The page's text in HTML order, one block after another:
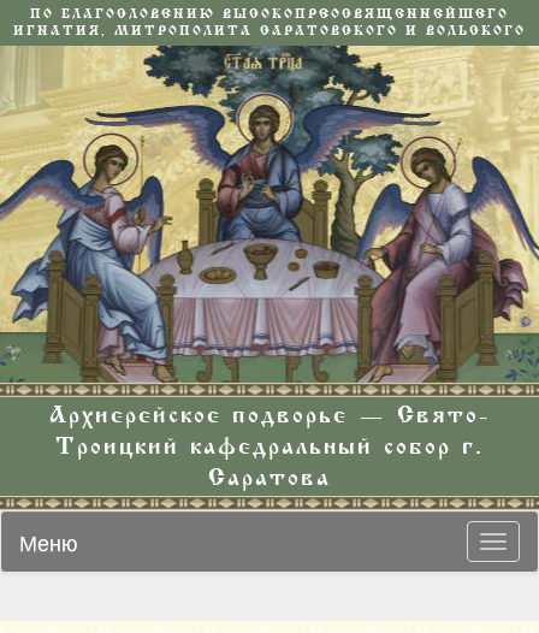
ПО БЛАГОСЛОВЕНИЮ ВЫСОКОПРЕОСВЯЩЕННЕЙШЕГО
ИГНАТИЯ, МИТРОПОЛИТА САРАТОВСКОГО И ВОЛЬСКОГО
Архиерейское подворье — Свято-
Троицкий кафедральный собор г.
Саратова
Меню